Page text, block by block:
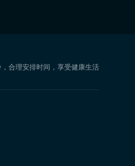
合理安排时间，享受健康生活